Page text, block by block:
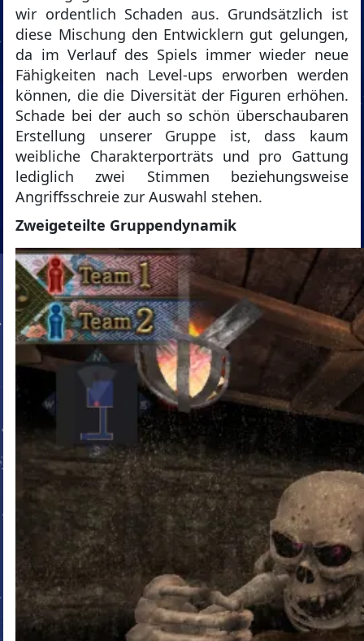
wir ordentlich Schaden aus. Grundsätzlich ist
diese Mischung den Entwicklern gut gelungen,
da im Verlauf des Spiels immer wieder neue
Fähigkeiten nach Level-ups erworben werden
können, die die Diversität der Figuren erhöhen.
Schade bei der auch so schön überschaubaren
Erstellung unserer Gruppe ist, dass kaum
weibliche Charakterporträts und pro Gattung
lediglich zwei Stimmen beziehungsweise
Angriffsschreie zur Auswahl stehen.
Zweigeteilte Gruppendynamik